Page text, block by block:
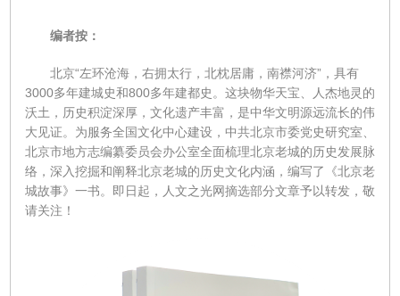
社科讲堂
科普活动
编者按：
北京“左环沧海，右拥太行，北枕居庸，南襟河济”，具有
3000多年建城史和800多年建都史。这块物华天宝、人杰地灵的
沃土，历史积淀深厚，文化遗产丰富，是中华文明源远流长的伟
大见证。为服务全国文化中心建设，中共北京市委党史研究室、
北京市地方志编纂委员会办公室全面梳理北京老城的历史发展脉
络，深入挖掘和阐释北京老城的历史文化内涵，编写了《北京老
城故事》一书。即日起，人文之光网摘选部分文章予以转发，敬
请关注！